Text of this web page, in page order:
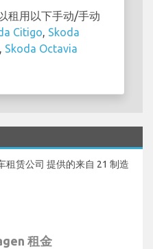
租用以下手动/手动
Citigo, Skoda
, Skoda Octavia
租赁公司 提供的来自 21 制造
租金